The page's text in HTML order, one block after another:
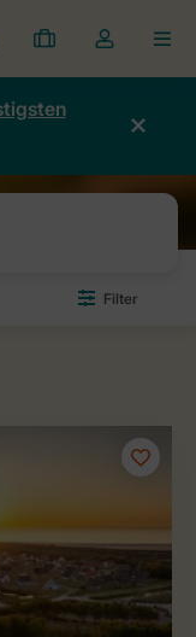
Meine
Buchungen
Dropdown-
Menü
Kontos